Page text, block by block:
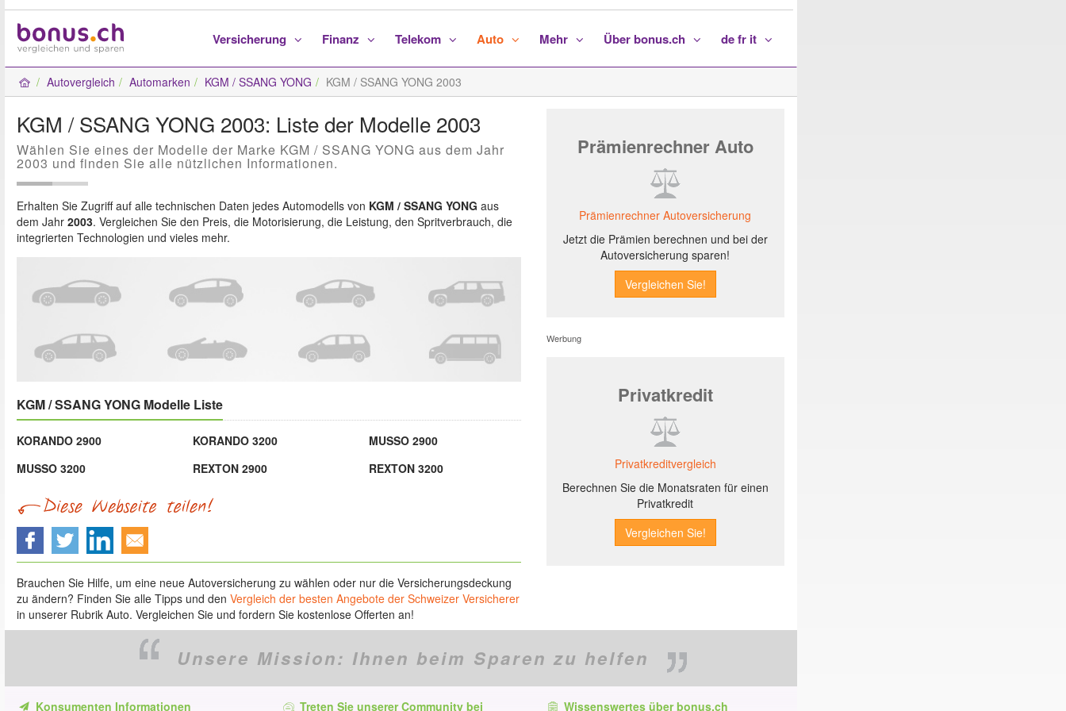
Versicherung Finanz Telekom Auto Mehr Über bonus.ch de fr it
Autovergleich Automarken KGM / SSANG YONG KGM / SSANG YONG 2003
KGM / SSANG YONG 2003: Liste der Modelle 2003
Wählen Sie eines der Modelle der Marke KGM / SSANG YONG aus dem Jahr
2003 und finden Sie alle nützlichen Informationen.
Erhalten Sie Zugriff auf alle technischen Daten jedes Automodells von KGM / SSANG YONG aus
dem Jahr 2003. Vergleichen Sie den Preis, die Motorisierung, die Leistung, den Spritverbrauch, die
integrierten Technologien und vieles mehr.
KGM / SSANG YONG Modelle Liste
KORANDO 2900 KORANDO 3200
MUSSO 2900
MUSSO 3200
REXTON 2900 REXTON 3200
Brauchen Sie Hilfe, um eine neue Autoversicherung zu wählen oder nur die Versicherungsdeckung
zu ändern? Finden Sie alle Tipps und den Vergleich der besten Angebote der Schweizer Versicherer
in unserer Rubrik Auto. Vergleichen Sie und fordern Sie kostenlose Offerten an!
Prämienrechner Auto
Prämienrechner Autoversicherung
Jetzt die Prämien berechnen und bei der
Autoversicherung sparen!
Werbung
Privatkredit
Privatkreditvergleich
Berechnen Sie die Monatsraten für einen
Privatkredit
Unsere Mission: Ihnen beim Sparen zu helfen
Konsumenten Informationen Treten Sie unserer Community bei Wissenswertes über bonus.ch